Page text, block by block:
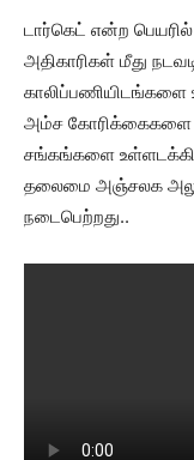
டார்கெட் என்ற
அதிகாரிகள் மீது
காலிப்பணியிடங்களை
அம்ச கோரிக்கைகளை
சங்கங்களை
தலைமை அஞ்சலக
நடைபெற்றது..